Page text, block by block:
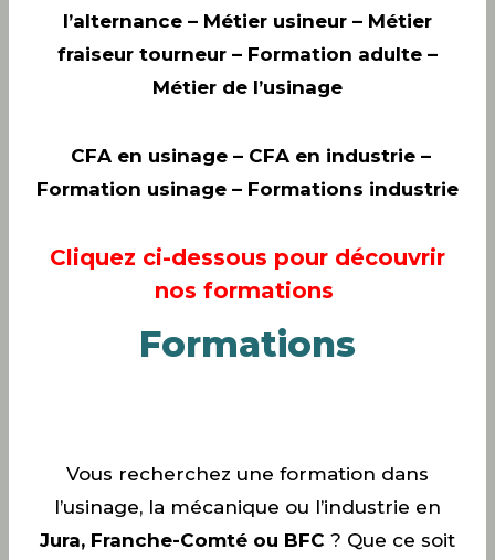
l’alternance – Métier usineur – Métier
fraiseur tourneur – Formation adulte –
Métier de l’usinage
CFA en usinage – CFA en industrie –
Formation usinage – Formations industrie
Cliquez ci-dessous pour découvrir
nos formations
Formations
Vous recherchez une formation dans
l’usinage, la mécanique ou l’industrie en
Jura, Franche-Comté ou BFC ? Que ce soit